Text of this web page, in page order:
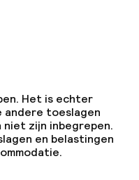
Het is echter
andere toeslagen
niet zijn inbegrepen.
en belastingen